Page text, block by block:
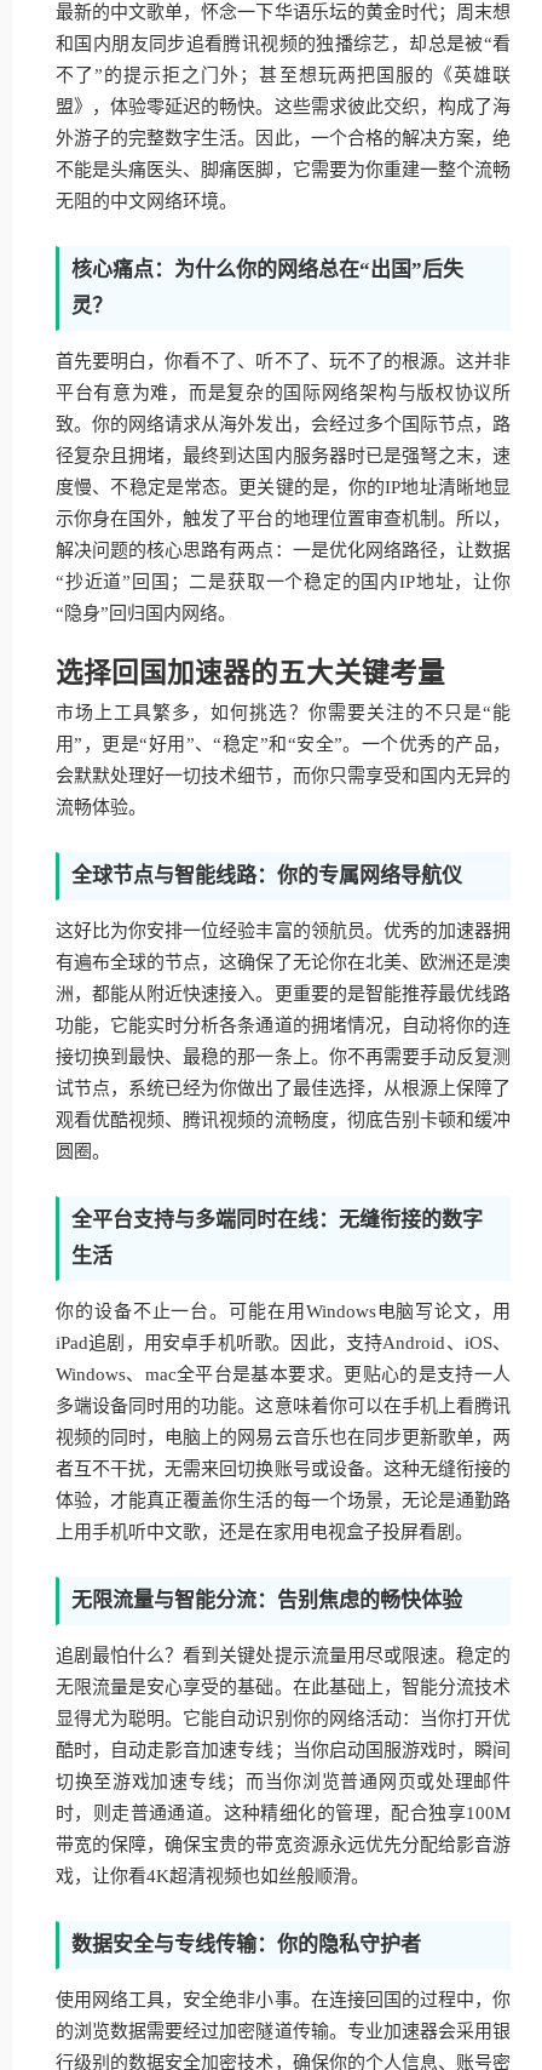
最新的中文歌单，怀念一下华语乐坛的黄金时代；周末想
和国内朋友同步追看腾讯视频的独播综艺，却总是被“看
不了”的提示拒之门外；甚至想玩两把国服的《英雄联
盟》，体验零延迟的畅快。这些需求彼此交织，构成了海
外游子的完整数字生活。因此，一个合格的解决方案，绝
不能是头痛医头、脚痛医脚，它需要为你重建一整个流畅
无阻的中文网络环境。
核心痛点：为什么你的网络总在“出国”后失
灵？
首先要明白，你看不了、听不了、玩不了的根源。这并非
平台有意为难，而是复杂的国际网络架构与版权协议所
致。你的网络请求从海外发出，会经过多个国际节点，路
径复杂且拥堵，最终到达国内服务器时已是强弩之末，速
度慢、不稳定是常态。更关键的是，你的IP地址清晰地显
示你身在国外，触发了平台的地理位置审查机制。所以，
解决问题的核心思路有两点：一是优化网络路径，让数据
“抄近道”回国；二是获取一个稳定的国内IP地址，让你
“隐身”回归国内网络。
选择回国加速器的五大关键考量
市场上工具繁多，如何挑选？你需要关注的不只是“能
用”，更是“好用”、“稳定”和“安全”。一个优秀的产品，
会默默处理好一切技术细节，而你只需享受和国内无异的
流畅体验。
全球节点与智能线路：你的专属网络导航仪
这好比为你安排一位经验丰富的领航员。优秀的加速器拥
有遍布全球的节点，这确保了无论你在北美、欧洲还是澳
洲，都能从附近快速接入。更重要的是智能推荐最优线路
功能，它能实时分析各条通道的拥堵情况，自动将你的连
接切换到最快、最稳的那一条上。你不再需要手动反复测
试节点，系统已经为你做出了最佳选择，从根源上保障了
观看优酷视频、腾讯视频的流畅度，彻底告别卡顿和缓冲
圆圈。
全平台支持与多端同时在线：无缝衔接的数字
生活
你的设备不止一台。可能在用Windows电脑写论文，用
iPad追剧，用安卓手机听歌。因此，支持Android、iOS、
Windows、mac全平台是基本要求。更贴心的是支持一人
多端设备同时用的功能。这意味着你可以在手机上看腾讯
视频的同时，电脑上的网易云音乐也在同步更新歌单，两
者互不干扰，无需来回切换账号或设备。这种无缝衔接的
体验，才能真正覆盖你生活的每一个场景，无论是通勤路
上用手机听中文歌，还是在家用电视盒子投屏看剧。
无限流量与智能分流：告别焦虑的畅快体验
追剧最怕什么？看到关键处提示流量用尽或限速。稳定的
无限流量是安心享受的基础。在此基础上，智能分流技术
显得尤为聪明。它能自动识别你的网络活动：当你打开优
酷时，自动走影音加速专线；当你启动国服游戏时，瞬间
切换至游戏加速专线；而当你浏览普通网页或处理邮件
时，则走普通通道。这种精细化的管理，配合独享100M
带宽的保障，确保宝贵的带宽资源永远优先分配给影音游
戏，让你看4K超清视频也如丝般顺滑。
数据安全与专线传输：你的隐私守护者
使用网络工具，安全绝非小事。在连接回国的过程中，你
的浏览数据需要经过加密隧道传输。专业加速器会采用银
行级别的数据安全加密技术，确保你的个人信息、账号密